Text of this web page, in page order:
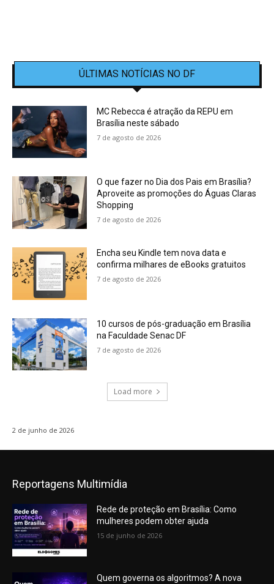
ÚLTIMAS NOTÍCIAS NO DF
MC Rebecca é atração da REPU em
Brasília neste sábado
7 de agosto de 2026
O que fazer no Dia dos Pais em Brasília?
Aproveite as promoções do Águas Claras
Shopping
7 de agosto de 2026
Encha seu Kindle tem nova data e
confirma milhares de eBooks gratuitos
7 de agosto de 2026
10 cursos de pós-graduação em Brasília
na Faculdade Senac DF
7 de agosto de 2026
Load more
2 de junho de 2026
Reportagens Multimídia
Rede de proteção em Brasília: Como
mulheres podem obter ajuda
15 de junho de 2026
Quem governa os algoritmos? A nova